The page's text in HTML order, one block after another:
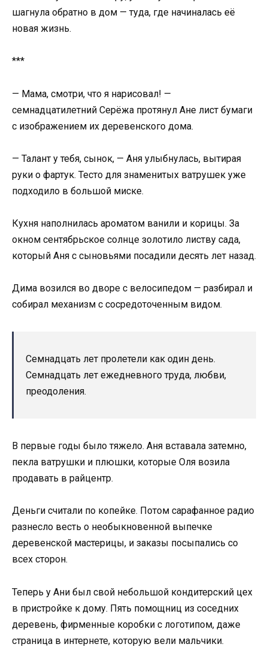
шагнула обратно в дом — туда, где начиналась её
новая жизнь.
***
— Мама, смотри, что я нарисовал! —
семнадцатилетний Серёжа протянул Ане лист бумаги
с изображением их деревенского дома.
— Талант у тебя, сынок, — Аня улыбнулась, вытирая
руки о фартук. Тесто для знаменитых ватрушек уже
подходило в большой миске.
Кухня наполнилась ароматом ванили и корицы. За
окном сентябрьское солнце золотило листву сада,
который Аня с сыновьями посадили десять лет назад.
Дима возился во дворе с велосипедом — разбирал и
собирал механизм с сосредоточенным видом.
Семнадцать лет пролетели как один день.
Семнадцать лет ежедневного труда, любви,
преодоления.
В первые годы было тяжело. Аня вставала затемно,
пекла ватрушки и плюшки, которые Оля возила
продавать в райцентр.
Деньги считали по копейке. Потом сарафанное радио
разнесло весть о необыкновенной выпечке
деревенской мастерицы, и заказы посыпались со
всех сторон.
Теперь у Ани был свой небольшой кондитерский цех
в пристройке к дому. Пять помощниц из соседних
деревень, фирменные коробки с логотипом, даже
страница в интернете, которую вели мальчики.